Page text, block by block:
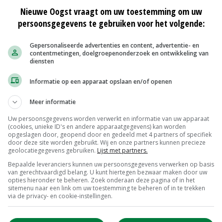
de huidige manier van werken besteden telers te
aan het analyseren van data. Met deze
Dat betekent dat een teler echt baat gaat
focussen op nieuwe inzichten om de dagelijkse
Extra ronde vleesvarkens draaien in
zicht
16-03-2020
Nieuwe Oogst vraagt om uw toestemming om uw
persoonsgegevens te gebruiken voor het volgende:
Gepersonaliseerde advertenties en content, advertentie- en
contentmetingen, doelgroepenonderzoek en ontwikkeling van
diensten
Informatie op een apparaat opslaan en/of openen
Meer informatie
Uw persoonsgegevens worden verwerkt en informatie van uw apparaat
(cookies, unieke ID's en andere apparaatgegevens) kan worden
opgeslagen door, geopend door en gedeeld met 4 partners of specifiek
door deze site worden gebruikt. Wij en onze partners kunnen precieze
geolocatiegegevens gebruiken. Lijst met partners.
Bepaalde leveranciers kunnen uw persoonsgegevens verwerken op basis
van gerechtvaardigd belang. U kunt hiertegen bezwaar maken door uw
opties hieronder te beheren. Zoek onderaan deze pagina of in het
sitemenu naar een link om uw toestemming te beheren of in te trekken
via de privacy- en cookie-instellingen.